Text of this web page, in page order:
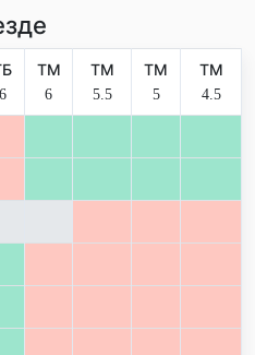
6
ТМ
6
ТМ
5.5
ТМ
5
ТМ
4.5